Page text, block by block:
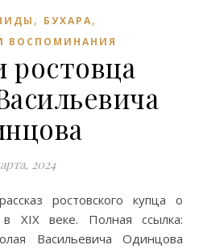
, БУХАРА,
ВОСПОМИНАНИЯ
ростовца
2024
XIX веке. Полная ссылка:
Васильевича Одинцова